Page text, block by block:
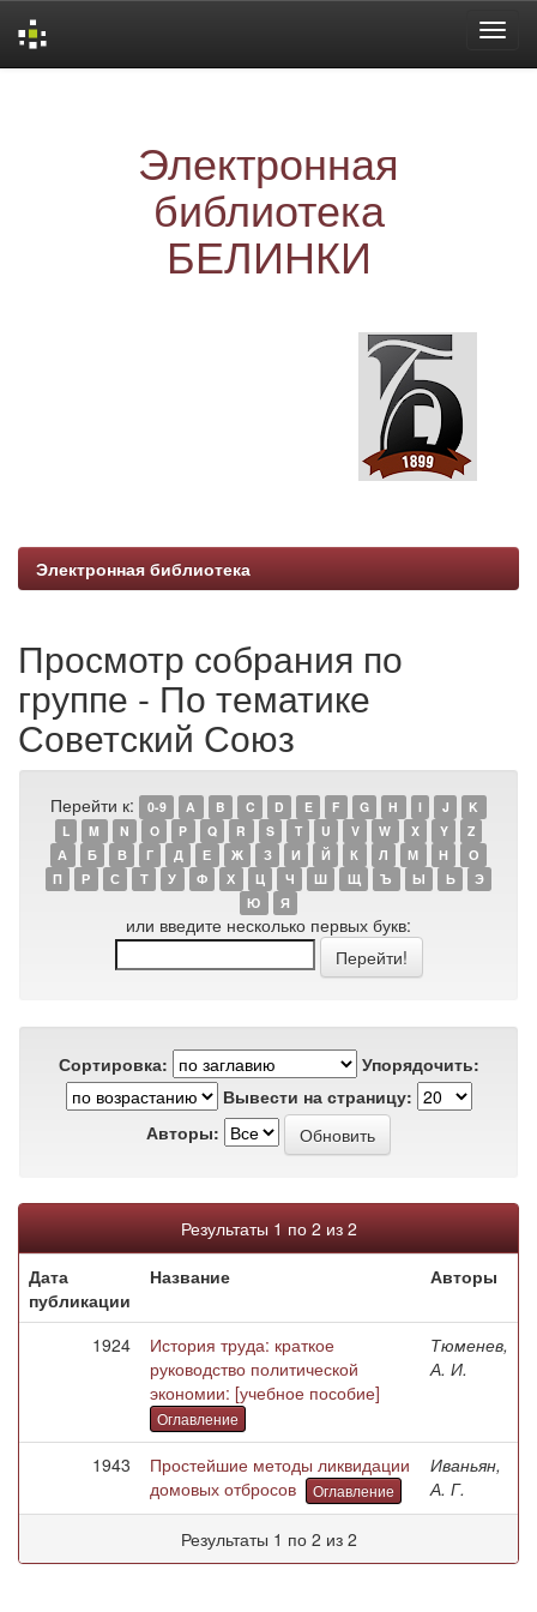
Электронная
библиотека
БЕЛИНКИ
Электронная библиотека
Просмотр собрания по
группе - По тематике
Советский Союз
Перейти к: 0-9 A B C D E F G H I J
K
L
M N O P Q R S T U V W X Y
Z
А
Б В Г Д Е Ж З И Й К Л М Н
О
П
Р С Т У Ф Х Ц Ч Ш Щ Ъ Ы Ь
Э
Ю
Я
или введите несколько первых букв:
Сортировка:
Упорядочить:
Вывести на страницу:
Авторы:
Результаты 1 по 2 из 2
Дата
публикации
Название Авторы
1924
История труда: краткое
руководство политической
экономии: [учебное пособие]
Оглавление
Тюменев,
А. И.
1943
Простейшие методы ликвидации
домовых отбросов
Оглавление
Иваньян,
А. Г.
Результаты 1 по 2 из 2